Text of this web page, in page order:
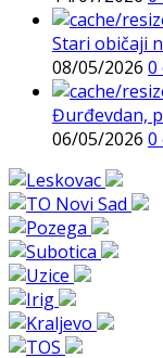
Stari običaji
08/05/2026 0
Đurđevdan,
06/05/2026 0